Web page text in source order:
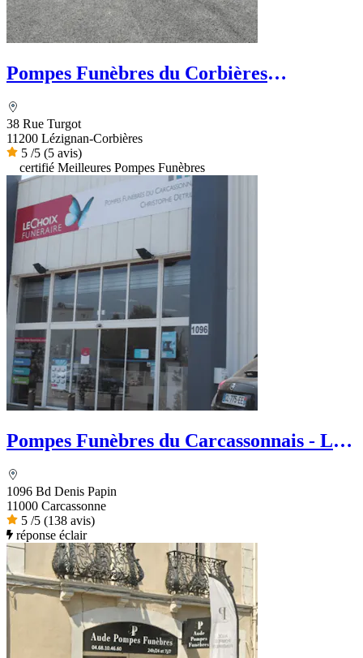
Pompes Funèbres du Corbières
38 Rue Turgot
11200 Lézignan-Corbières
5 /5 (5 avis)
certifié Meilleures Pompes Funèbres
Pompes Funèbres du Carcassonnais - Le
1096 Bd Denis Papin
11000 Carcassonne
5 /5 (138 avis)
réponse éclair